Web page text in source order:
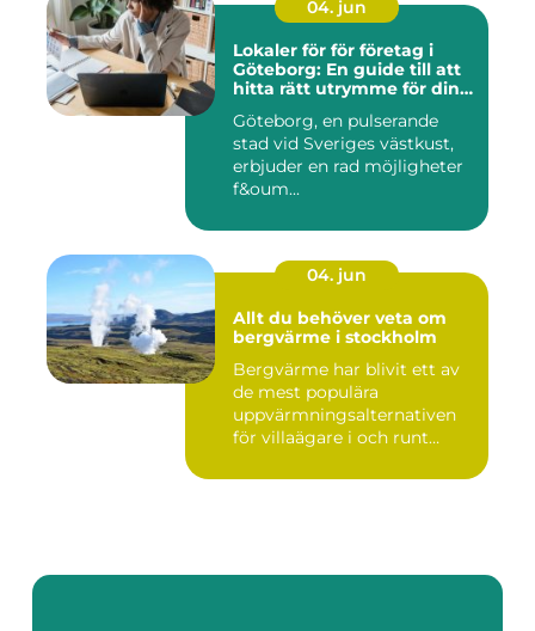
04. jun
Lokaler för för företag i
Göteborg: En guide till att
hitta rätt utrymme för din
Göteborg, en pulserande
stad vid Sveriges västkust,
erbjuder en rad möjligheter
f&oum...
04. jun
Allt du behöver veta om
bergvärme i stockholm
Bergvärme har blivit ett av
de mest populära
uppvärmningsalternativen
för villaägare i och runt